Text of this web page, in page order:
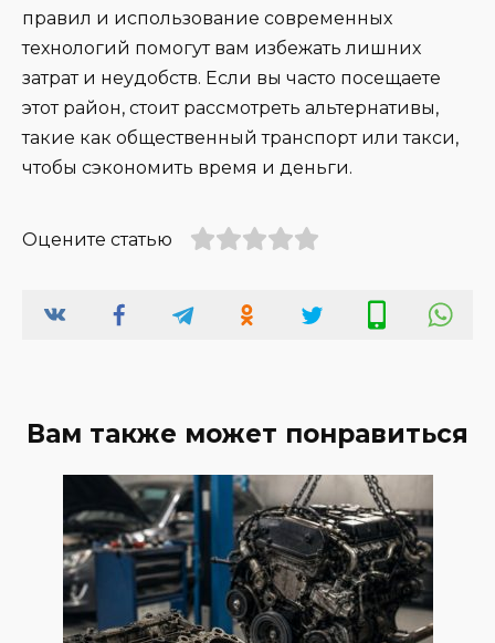
правил и использование современных
технологий помогут вам избежать лишних
затрат и неудобств. Если вы часто посещаете
этот район, стоит рассмотреть альтернативы,
такие как общественный транспорт или такси,
чтобы сэкономить время и деньги.
Оцените статью
Вам также может понравиться